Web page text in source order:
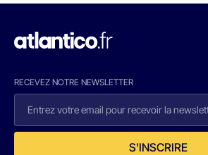
RECEVEZ NOTRE NEWSLETTER
S'INSCRIRE